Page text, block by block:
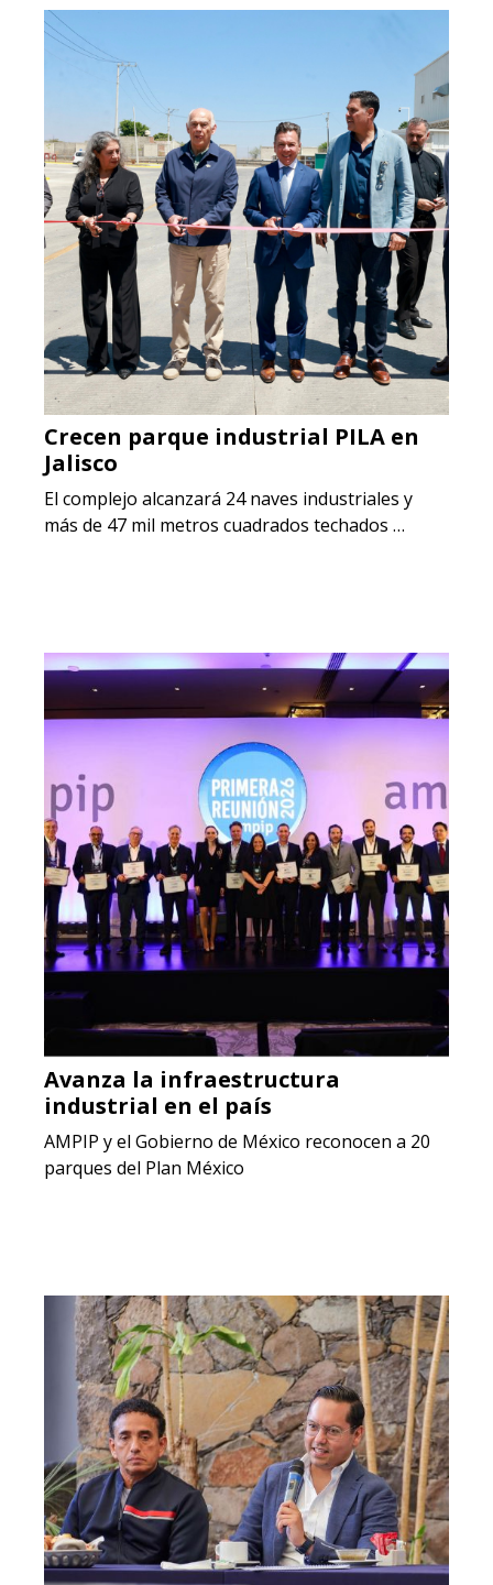
Crecen parque industrial PILA en
Jalisco
El complejo alcanzará 24 naves industriales y
más de 47 mil metros cuadrados techados …
Avanza la infraestructura
industrial en el país
AMPIP y el Gobierno de México reconocen a 20
parques del Plan México